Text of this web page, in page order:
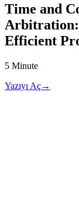
Time and
Arbitration:
Efficient
5 Minute
Yazıyı Aç→